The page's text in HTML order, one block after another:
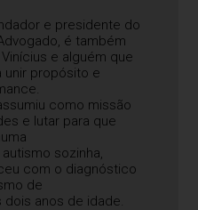
e presidente do
é também
e alguém que
unir propósito e
como missão
e lutar para que
sozinha,
com o diagnóstico
de
dois anos de idade.